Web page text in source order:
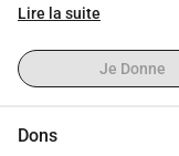
Bonjour à tous,
Il y a quelques
Instagram
penser à lui, alors
Lire la suite
Je Donne
Dons